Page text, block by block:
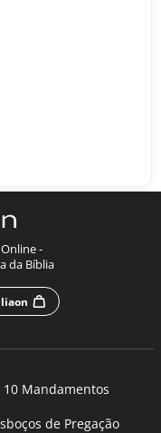
-
da Bíblia
10 Mandamentos
de Pregação